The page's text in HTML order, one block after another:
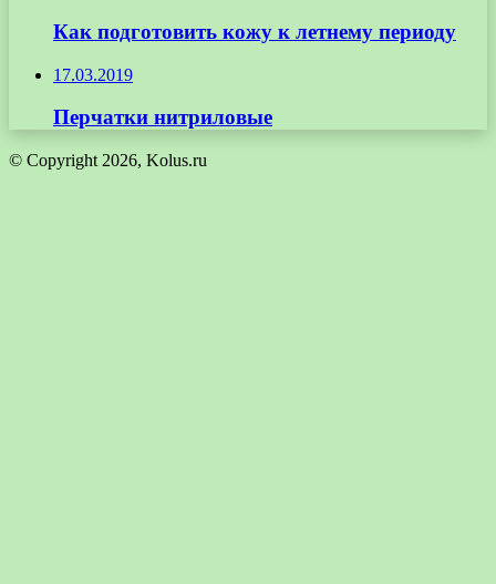
Как подготовить кожу к летнему периоду
17.03.2019
Перчатки нитриловые
© Copyright 2026, Kolus.ru